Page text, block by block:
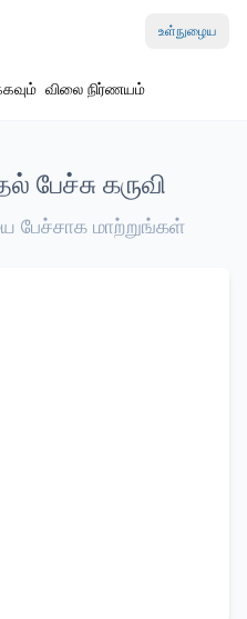
உள்நுழைய
விலை நிர்ணயம்
பேச்சு கருவி
பேச்சாக மாற்றுங்கள்